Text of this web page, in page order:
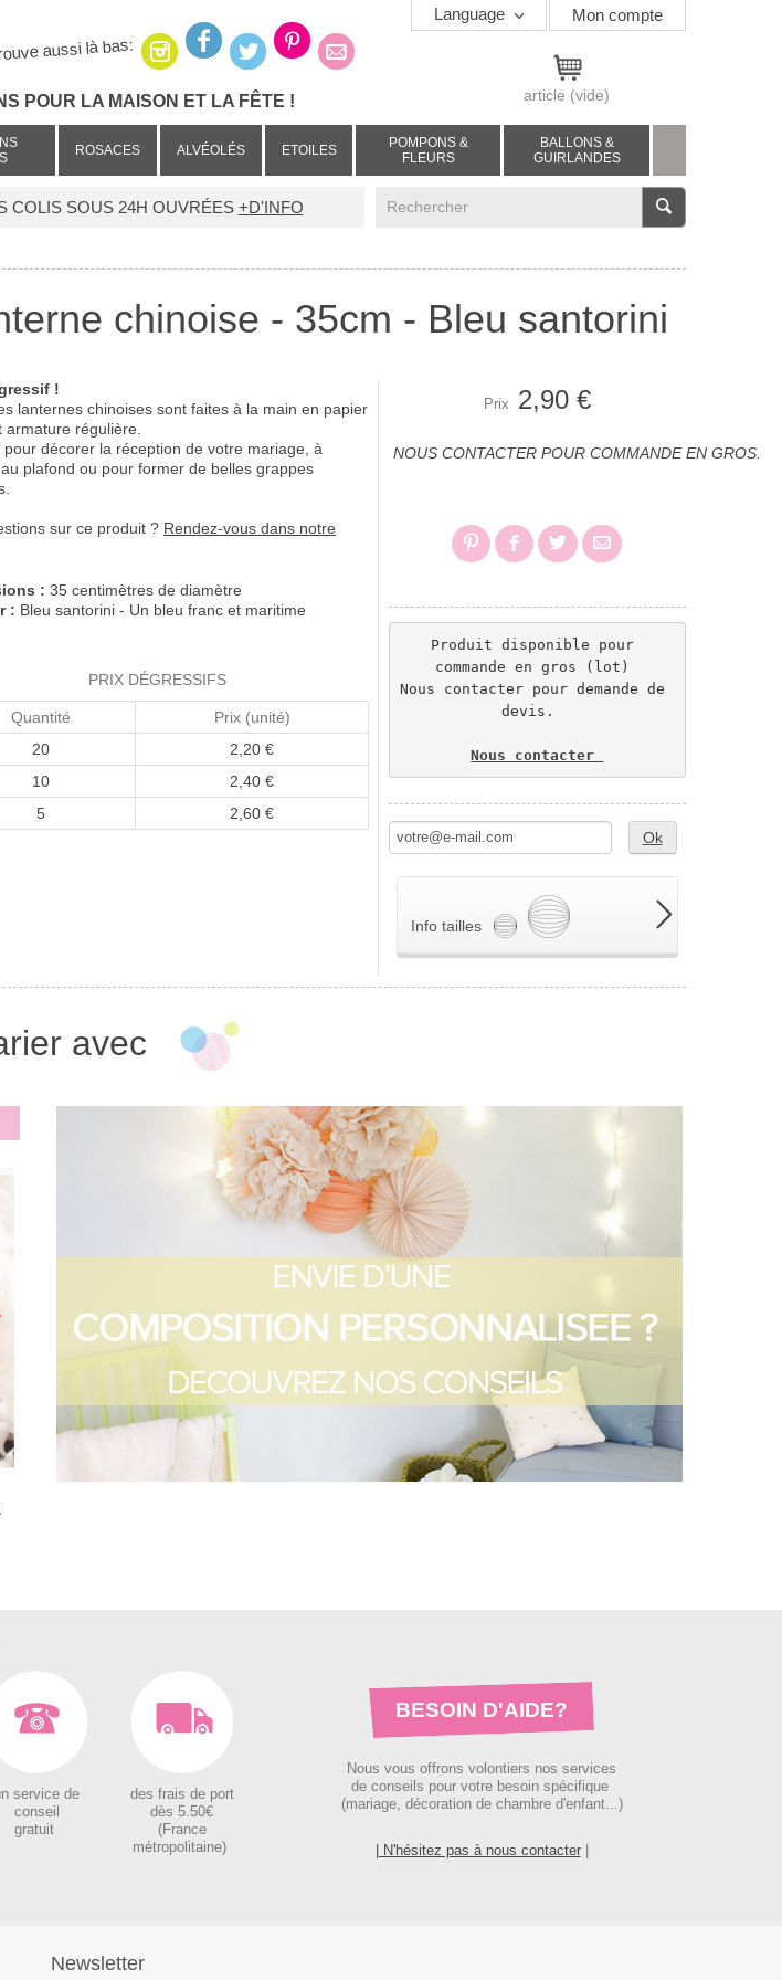
Mon compte
Language
aussi là bas:
POUR LA MAISON ET LA FÊTE ! article (vide)
ROSACES ALVÉOLÉS ETOILES
POMPONS &
FLEURS
BALLONS &
GUIRLANDES
COLIS SOUS 24H OUVRÉES +D'INFO V
chinoise - 35cm - Bleu santorini
!
lanternes chinoises sont faites à la main en papier
armature régulière.
pour décorer la réception de votre mariage, à
plafond ou pour former de belles grappes
sur ce produit ? Rendez-vous dans notre
: 35 centimètres de diamètre
: Bleu santorini - Un bleu franc et maritime
PRIX DÉGRESSIFS
Quantité
Prix (unité)
20
2,20 €
10
2,40 €
5
2,60 €
Prix 2,90 €
NOUS CONTACTER POUR COMMANDE EN GROS.
Produit disponible pour
commande en gros (lot)
Nous contacter pour demande de
devis.
Nous contacter
Ok
Info tailles
avec
service de
conseil
gratuit
des frais de port
dès 5.50€
(France
métropolitaine)
BESOIN D'AIDE?
Nous vous offrons volontiers nos services
de conseils pour votre besoin spécifique
(mariage, décoration de chambre d'enfant...)
| N'hésitez pas à nous contacter|
Newsletter